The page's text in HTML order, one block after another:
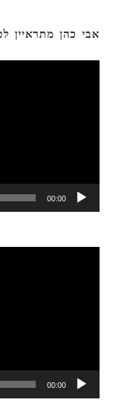
אבי כהן מתראיין
00:00
00:00